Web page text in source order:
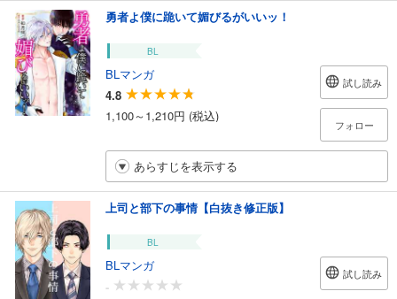
勇者よ僕に跪いて媚びるがいいッ！
BL
BLマンガ
4.8
1,100～1,210円 (税込)
試し読み
フォロー
あらすじを表示する
上司と部下の事情【白抜き修正版】
BL
BLマンガ
-
試し読み